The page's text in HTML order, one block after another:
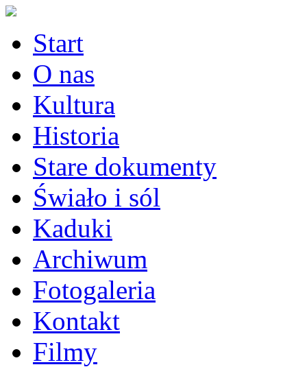
Start
O nas
Kultura
Historia
Stare dokumenty
Świało i sól
Kaduki
Archiwum
Fotogaleria
Kontakt
Filmy